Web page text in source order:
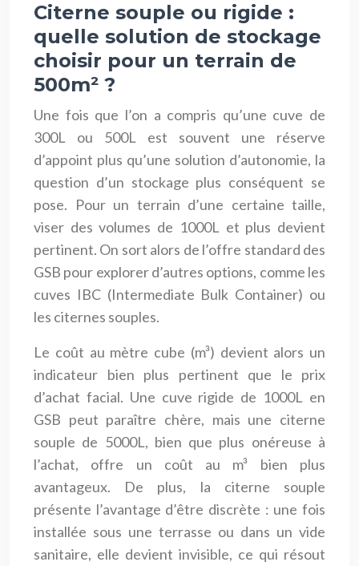
Citerne souple ou rigide :
quelle solution de stockage
choisir pour un terrain de
500m² ?
Une fois que l’on a compris qu’une cuve de
300L ou 500L est souvent une réserve
d’appoint plus qu’une solution d’autonomie, la
question d’un stockage plus conséquent se
pose. Pour un terrain d’une certaine taille,
viser des volumes de 1000L et plus devient
pertinent. On sort alors de l’offre standard des
GSB pour explorer d’autres options, comme les
cuves IBC (Intermediate Bulk Container) ou
les citernes souples.
Le coût au mètre cube (m³) devient alors un
indicateur bien plus pertinent que le prix
d’achat facial. Une cuve rigide de 1000L en
GSB peut paraître chère, mais une citerne
souple de 5000L, bien que plus onéreuse à
l’achat, offre un coût au m³ bien plus
avantageux. De plus, la citerne souple
présente l’avantage d’être discrète : une fois
installée sous une terrasse ou dans un vide
sanitaire, elle devient invisible, ce qui résout